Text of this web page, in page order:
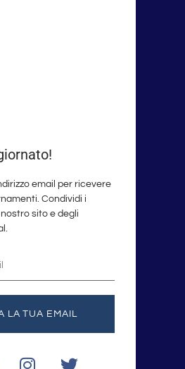
email per ricevere
Condividi i
sito e degli
LA TUA EMAIL
I
T